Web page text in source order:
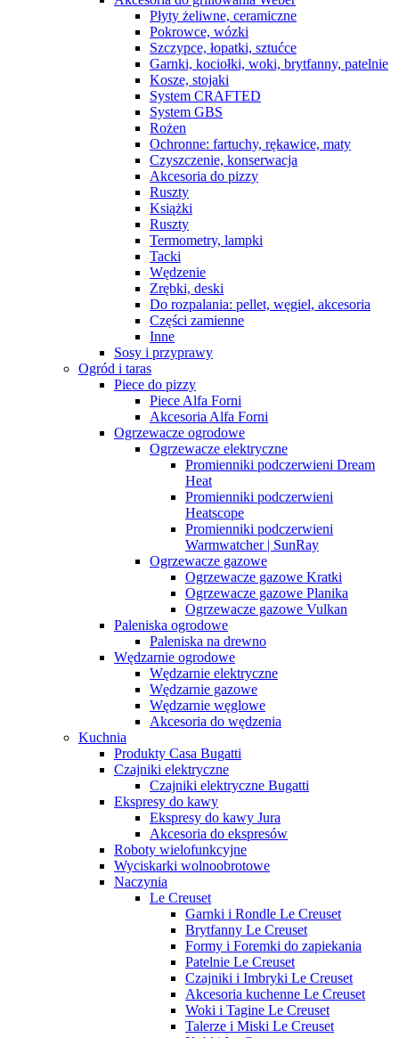
Płyty żeliwne, ceramiczne
Pokrowce, wózki
Szczypce, łopatki, sztućce
Garnki, kociołki, woki, brytfanny, patelnie
Kosze, stojaki
System CRAFTED
System GBS
Rożen
Ochronne: fartuchy, rękawice, maty
Czyszczenie, konserwacja
Akcesoria do pizzy
Ruszty
Książki
Ruszty
Termometry, lampki
Tacki
Wędzenie
Zrębki, deski
Do rozpalania: pellet, węgiel, akcesoria
Części zamienne
Inne
Sosy i przyprawy
Ogród i taras
Piece do pizzy
Piece Alfa Forni
Akcesoria Alfa Forni
Ogrzewacze ogrodowe
Ogrzewacze elektryczne
Promienniki podczerwieni Dream
Heat
Promienniki podczerwieni
Heatscope
Promienniki podczerwieni
Warmwatcher | SunRay
Ogrzewacze gazowe
Ogrzewacze gazowe Kratki
Ogrzewacze gazowe Planika
Ogrzewacze gazowe Vulkan
Paleniska ogrodowe
Paleniska na drewno
Wędzarnie ogrodowe
Wędzarnie elektryczne
Wędzarnie gazowe
Wędzarnie węglowe
Akcesoria do wędzenia
Kuchnia
Produkty Casa Bugatti
Czajniki elektryczne
Czajniki elektryczne Bugatti
Ekspresy do kawy
Ekspresy do kawy Jura
Akcesoria do ekspresów
Roboty wielofunkcyjne
Wyciskarki wolnoobrotowe
Naczynia
Le Creuset
Garnki i Rondle Le Creuset
Brytfanny Le Creuset
Formy i Foremki do zapiekania
Patelnie Le Creuset
Czajniki i Imbryki Le Creuset
Akcesoria kuchenne Le Creuset
Woki i Tagine Le Creuset
Talerze i Miski Le Creuset